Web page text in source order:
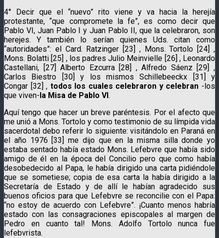
4° Decir que el “nuevo” rito viene y va hacia la herejía
protestante, “que compromete la fe”, es como decir que
Pablo VI, Juan Pablo I y Juan Pablo II, que la celebraron, son
herejes. Y también lo serían quienes Uds. citan como
“autoridades”: el Card. Ratzinger [23] , Mons. Tortolo [24] ,
Mons. Bolatti [25] , los padres Julio Meinvielle [26] , Leonardo
Castellani, [27] Alberto Ezcurra [28] , Alfredo Sáenz [29] ,
Carlos Biestro [30] y los mismos Schillebeeckx [31] y
Congar [32] , todos los cuales celebraron y celebran -los
que viven-la Misa de Pablo VI.
Aquí tengo que hacer un breve paréntesis. Por el afecto que
me unió a Mons. Tortolo y como testimonio de su límpida vida
sacerdotal debo referir lo siguiente: visitándolo en Paraná en
el año 1976 [33] me dijo que en la misma silla donde yo
estaba sentado había estado Mons. Lefebvre que había sido
amigo de él en la época del Concilio pero que como había
desobedecido al Papa, le había dirigido una carta pidiéndole
que se sometiese; copia de esa carta la había dirigido a la
Secretaría de Estado y de allí le habían agradecido sus
buenos oficios para que Lefebvre se reconcilie con el Papa:
“no estoy de acuerdo con Lefebvre”. ¡Cuanto menos habría
estado con las consagraciones episcopales al margen de
Pedro en cuanto tal! Mons. Adolfo Tortolo nunca fue
lefebvrista.